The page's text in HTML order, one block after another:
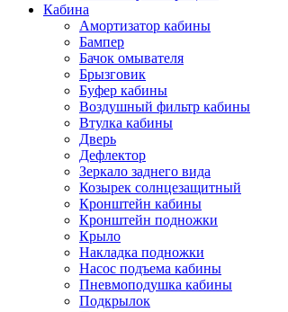
Кабина
Амортизатор кабины
Бампер
Бачок омывателя
Брызговик
Буфер кабины
Воздушный фильтр кабины
Втулка кабины
Дверь
Дефлектор
Зеркало заднего вида
Козырек солнцезащитный
Кронштейн кабины
Кронштейн подножки
Крыло
Накладка подножки
Насос подъема кабины
Пневмоподушка кабины
Подкрылок